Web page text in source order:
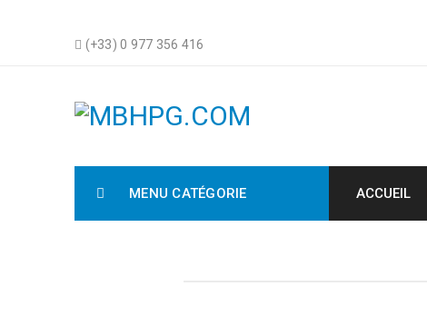
(+33) 0 977 356 416
MENU CATÉGORIE ACCUEIL